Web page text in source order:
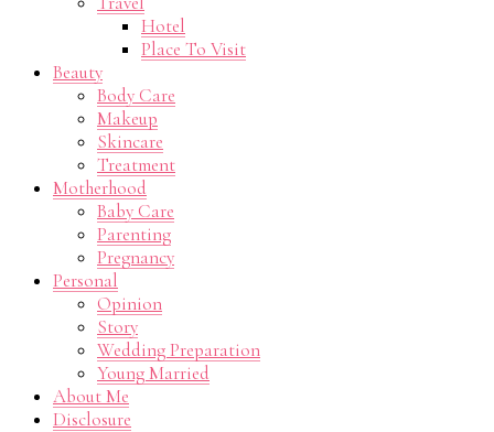
Hotel
Place To Visit
Beauty
Body Care
Makeup
Skincare
Treatment
Motherhood
Baby Care
Parenting
Pregnancy
Personal
Opinion
Story
Wedding Preparation
Young Married
About Me
Disclosure